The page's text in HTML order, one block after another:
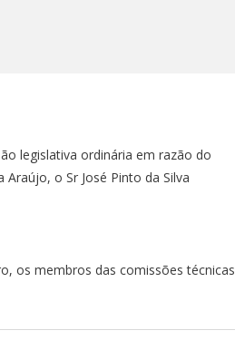
legislativa ordinária em razão do
o Sr José Pinto da Silva
os membros das comissões técnicas